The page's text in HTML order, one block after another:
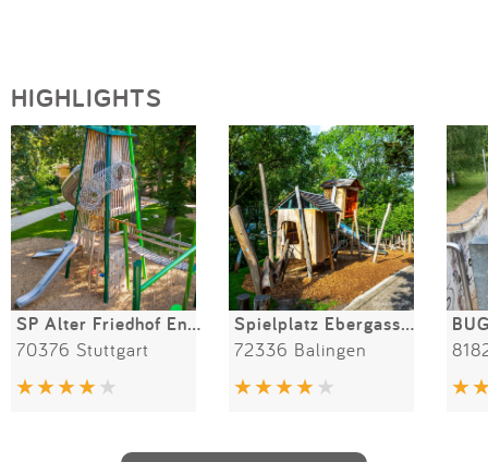
HIGHLIGHTS
SP Alter Friedhof Enzstraße
70376 Stuttgart
Spielplatz Ebergasse / Etzelbach
72336 Balingen